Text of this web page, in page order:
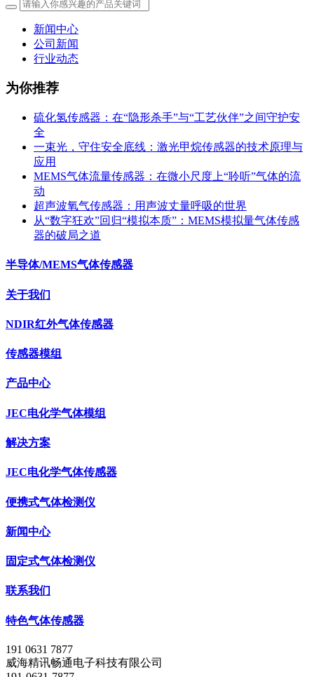
新闻中心
公司新闻
行业动态
为你推荐
硫化氢传感器：在“隐形杀手”与“工艺伙伴”之间守护安
全
一束光，守住安全底线：激光甲烷传感器的技术原理与
应用
MEMS气体流量传感器：在微小尺度上“聆听”气体的流
动
超声波氧气传感器：用声波丈量呼吸的世界
从“数字狂欢”回归“模拟本质”：MEMS模拟量气体传感
器的破局之道
半导体/MEMS气体传感器
关于我们
NDIR红外气体传感器
传感器模组
产品中心
JEC电化学气体模组
解决方案
JEC电化学气体传感器
便携式气体检测仪
新闻中心
固定式气体检测仪
联系我们
特色气体传感器
191 0631 7877
威海精讯畅通电子科技有限公司